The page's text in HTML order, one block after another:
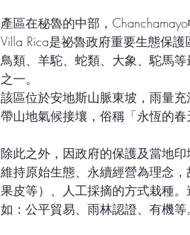
產區在秘魯的中部，Chanchamayo
Villa Rica是祕魯政府重要生態保
鳥類、羊駝、蛇類、大象、駝馬
之一。
該區位於安地斯山脈東坡，雨量
帶山地氣候接壤，俗稱「永恆的春
除此之外，因政府的保護及當地
維持原始生態、永續經營為理念
果皮等）、人工採摘的方式栽種
如：公平貿易、雨林認證、有機等。